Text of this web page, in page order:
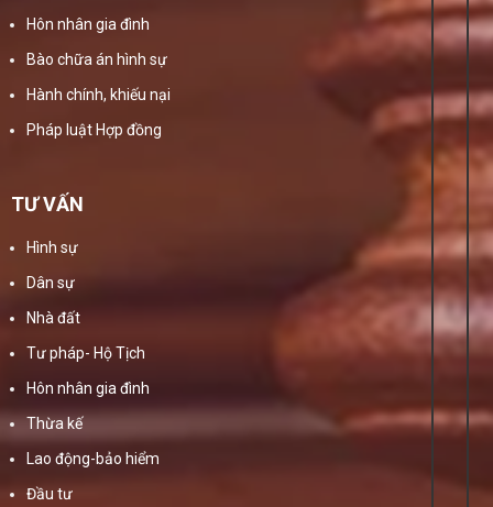
Hôn nhân gia đình
Bào chữa án hình sự
Hành chính, khiếu nại
Pháp luật Hợp đồng
TƯ VẤN
Hình sự
Dân sự
Nhà đất
Tư pháp- Hộ Tịch
Hôn nhân gia đình
Thừa kế
Lao động-bảo hiểm
Đầu tư